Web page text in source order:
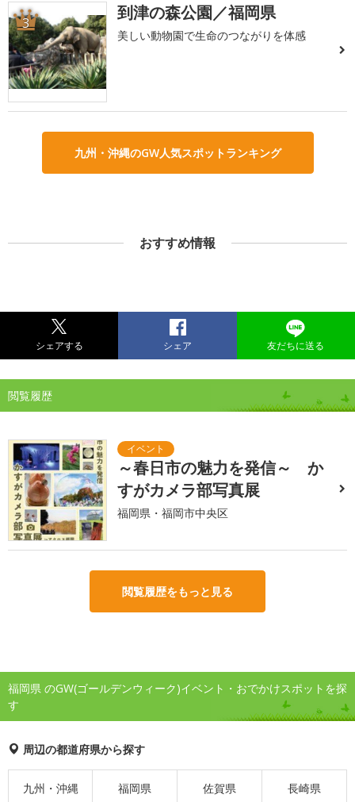
3 到津の森公園／福岡県
美しい動物園で生命のつながりを体感
九州・沖縄のGW人気スポットランキング
おすすめ情報
シェアする シェア 友だちに送る
閲覧履歴
～春日市の魅力を発信～ か
すがカメラ部写真展
福岡県・福岡市中央区
閲覧履歴をもっと見る
福岡県 のGW(ゴールデンウィーク)イベント・おでかけスポットを探
す
周辺の都道府県から探す
九州・沖縄 福岡県 佐賀県 長崎県